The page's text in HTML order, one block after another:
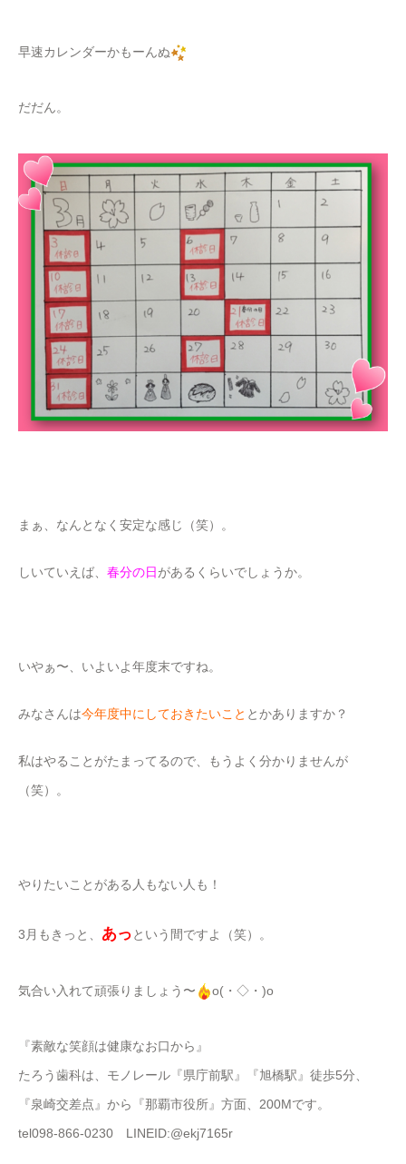
早速カレンダーかもーんぬ
だだん。
まぁ、なんとなく安定な感じ（笑）。
しいていえば、 春分の日があるくらいでしょうか。
いやぁ〜、いよいよ年度末ですね。
みなさんは今年度中にしておきたいこと とかありますか？
私はやることがたまってるので、もうよく分かりませんが
（笑）。
やりたいことがある人もない人も！
3月もきっと、 あっという間ですよ（笑）。
気合い入れて頑張りましょう〜 o(・◇・)o
『素敵な笑顔は健康なお口から』
たろう歯科は、モノレール『県庁前駅』『旭橋駅』徒歩5分、
『泉崎交差点』から『那覇市役所』方面、200Mです。
tel098-866-0230 LINEID:@ekj7165r